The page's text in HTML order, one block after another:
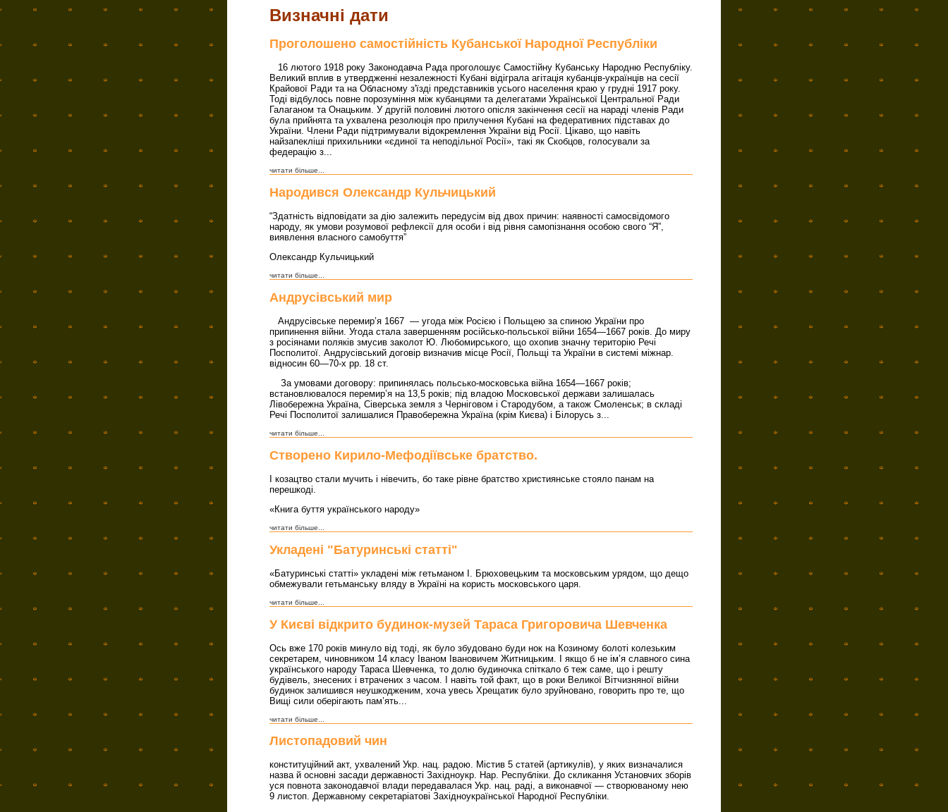
Визначні дати
Проголошено самостійність Кубанської Народної Республіки
16 лютого 1918 року Законодавча Рада проголошує Самостійну Кубанську Народню Республіку.
Великий вплив в утвердженні незалежності Кубані відіграла агітація кубанців-українців на сесії
Крайової Ради та на Обласному з'їзді представників усього населення краю у грудні 1917 року.
Тоді відбулось повне порозуміння між кубанцями та делегатами Української Центральної Ради
Галаганом та Онацьким. У другій половині лютого опісля закінчення сесії на нараді членів Ради
була прийнята та ухвалена резолюція про прилучення Кубані на федеративних підставах до
України. Члени Ради підтримували відокремлення України від Росії. Цікаво, що навіть
найзапекліші прихильники «єдиної та неподільної Росії», такі як Скобцов, голосували за
федерацію з...
читати більше...
Народився Олександр Кульчицький
“Здатність відповідати за дію залежить передусім від двох причин: наявності самосвідомого
народу, як умови розумової рефлексії для особи і від рівня самопізнання особою свого “Я”,
виявлення власного самобуття”
Олександр Кульчицький
читати більше...
Андрусівський мир
Андрусівське перемир’я 1667 — угода між Росією і Польщею за спиною України про
припинення війни. Угода стала завершенням російсько-польської війни 1654—1667 років. До миру
з росіянами поляків змусив заколот Ю. Любомирського, що охопив значну територію Речі
Посполитої. Андрусівський договір визначив місце Росії, Польщі та України в системі міжнар.
відносин 60—70-х рр. 18 ст.
За умовами договору: припинялась польсько-московська війна 1654—1667 років;
встановлювалося перемир’я на 13,5 років; під владою Московської держави залишалась
Лівобережна Україна, Сіверська земля з Черніговом і Стародубом, а також Смоленськ; в складі
Речі Посполитої залишалися Правобережна Україна (крім Києва) і Білорусь з...
читати більше...
Створено Кирило-Мефодіївське братство.
І козацтво стали мучить і нівечить, бо таке рівне братство християнське стояло панам на
перешкоді.
«Книга буття українського народу»
читати більше...
Укладені "Батуринські статті"
«Батуринські статті» укладені між гетьманом І. Брюховецьким та московським урядом, що дещо
обмежували гетьманську вляду в Україні на користь московського царя.
читати більше...
У Києві відкрито будинок-музей Тараса Григоровича Шевченка
Ось вже 170 років минуло від тоді, як було збудовано буди нок на Козиному болоті колезьким
секретарем, чиновником 14 класу Іваном Івановичем Житницьким. І якщо б не ім’я славного сина
українського народу Тараса Шевченка, то долю будиночка спіткало б теж саме, що і решту
будівель, знесених і втрачених з часом. І навіть той факт, що в роки Великої Вітчизняної війни
будинок залишився неушкодженим, хоча увесь Хрещатик було зруйновано, говорить про те, що
Вищі сили оберігають пам’ять...
читати більше...
Листопадовий чин
конституційний акт, ухвалений Укр. нац. радою. Містив 5 статей (артикулів), у яких визначалися
назва й основні засади державності Західноукр. Нар. Республіки. До скликання Установчих зборів
уся повнота законодавчої влади передавалася Укр. нац. раді, а виконавчої — створюваному нею
9 листоп. Державному секретаріатові Західноукраїнської Народної Республіки.